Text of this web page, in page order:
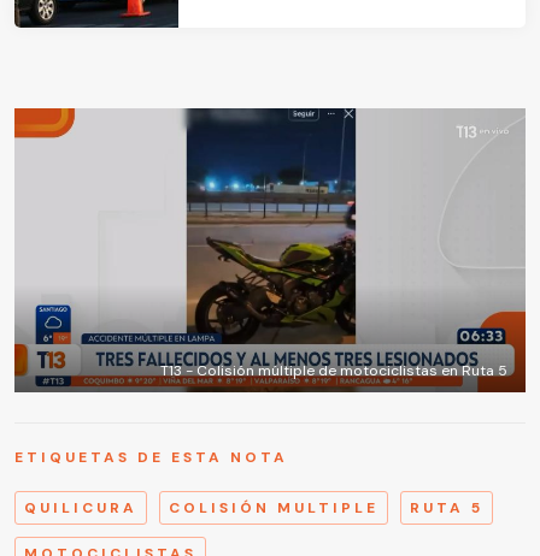
T13 - Colisión múltiple de motociclistas en Ruta 5
ETIQUETAS DE ESTA NOTA
QUILICURA COLISIÓN MULTIPLE RUTA 5